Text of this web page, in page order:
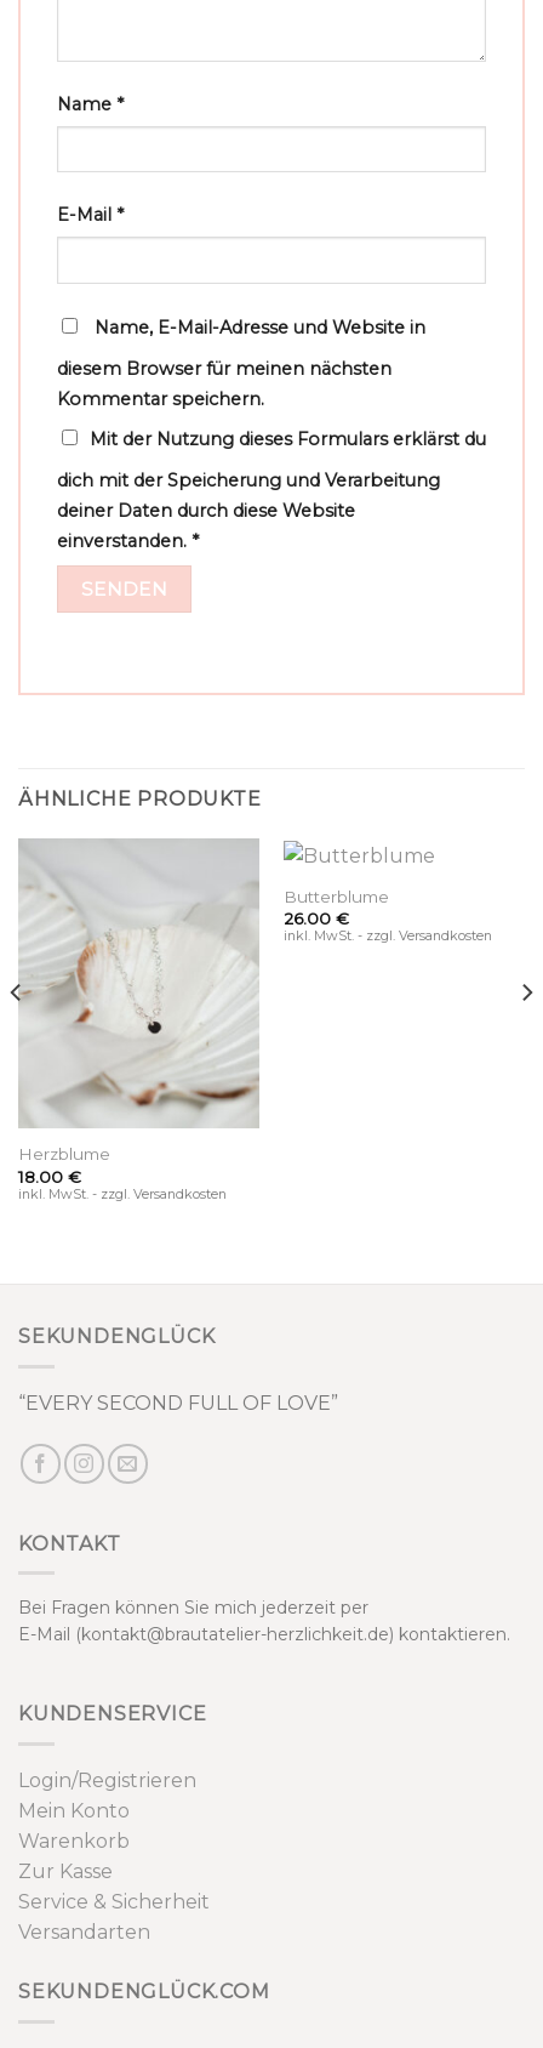
Name *
E-Mail *
Name, E-Mail-Adresse und Website in
diesem Browser für meinen nächsten
Kommentar speichern.
Mit der Nutzung dieses Formulars erklärst du
dich mit der Speicherung und Verarbeitung
deiner Daten durch diese Website
einverstanden. *
ÄHNLICHE PRODUKTE
Herzblume
18.00 €
inkl. MwSt. - zzgl. Versandkosten
Butterblume
26.00 €
inkl. MwSt. - zzgl. Versandkosten
SEKUNDENGLÜCK
“EVERY SECOND FULL OF LOVE”
KONTAKT
Bei Fragen können Sie mich jederzeit per
E-Mail (kontakt@brautatelier-herzlichkeit.de) kontaktieren.
KUNDENSERVICE
Login/Registrieren
Mein Konto
Warenkorb
Zur Kasse
Service & Sicherheit
Versandarten
SEKUNDENGLÜCK.COM